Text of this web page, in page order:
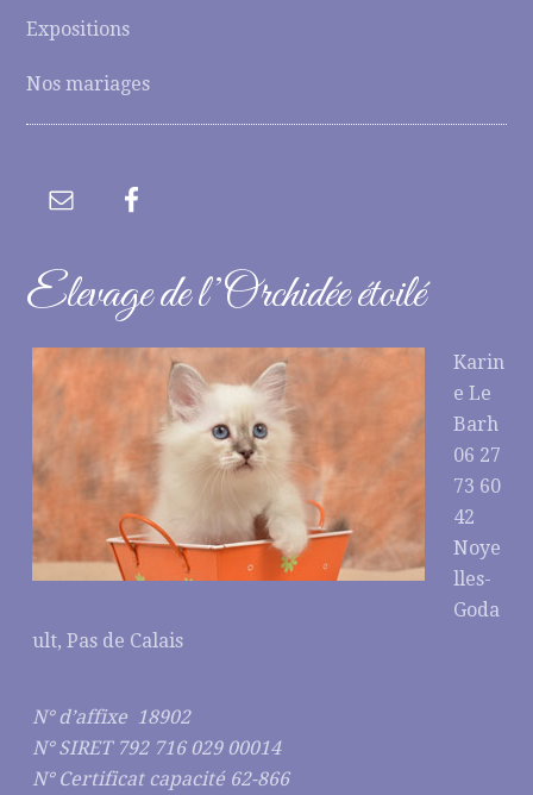
Expositions
Nos mariages
Elevage de l’Orchidée étoilé
Karin
e Le
Barh
06 27
73 60
42
Noye
lles-
Goda
ult, Pas de Calais
N° d’affixe 18902
N° SIRET 792 716 029 00014
N° Certificat capacité 62-866